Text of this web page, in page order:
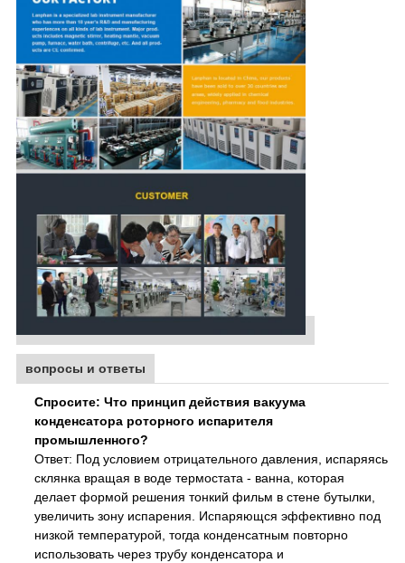
вопросы и ответы
Спросите: Что принцип действия вакуума
конденсатора роторного испарителя
промышленного?
Ответ: Под условием отрицательного давления, испаряясь
склянка вращая в воде термостата - ванна, которая
делает формой решения тонкий фильм в стене бутылки,
увеличить зону испарения. Испаряющся эффективно под
низкой температурой, тогда конденсатным повторно
использовать через трубу конденсатора и